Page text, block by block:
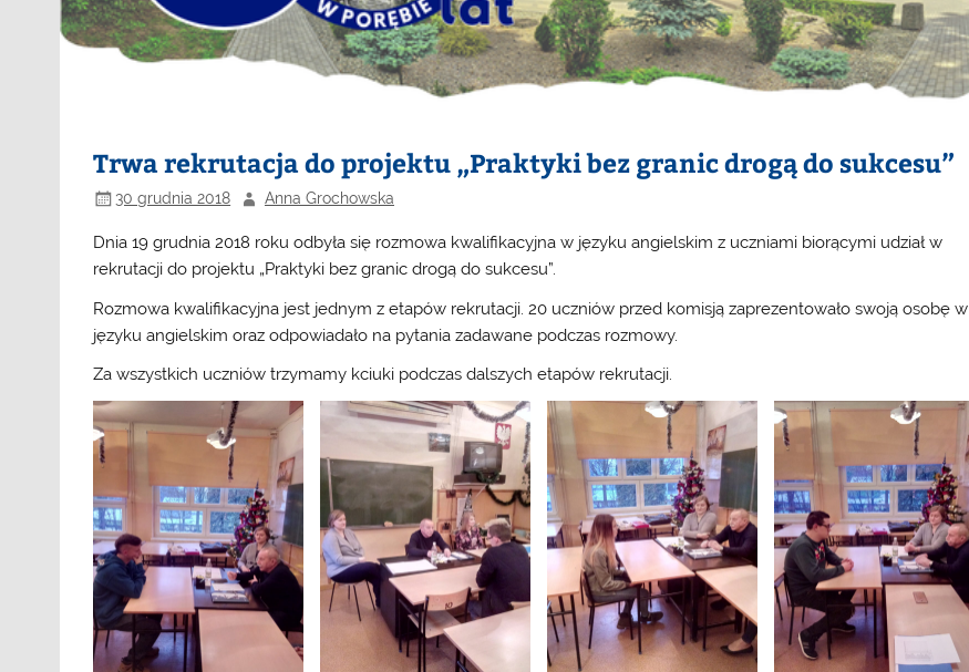
Trwa rekrutacja do projektu „Praktyki bez granic drogą do sukcesu”
30 grudnia 2018 Anna Grochowska
Dnia 19 grudnia 2018 roku odbyła się rozmowa kwalifikacyjna w języku angielskim z uczniami biorącymi udział w
rekrutacji do projektu „Praktyki bez granic drogą do sukcesu”.
Rozmowa kwalifikacyjna jest jednym z etapów rekrutacji. 20 uczniów przed komisją zaprezentowało swoją osobę w
języku angielskim oraz odpowiadało na pytania zadawane podczas rozmowy.
Za wszystkich uczniów trzymamy kciuki podczas dalszych etapów rekrutacji.